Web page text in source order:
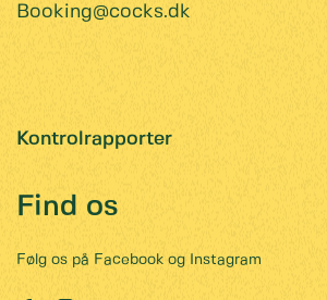
Booking@cocks.dk
Kontrolrapporter
Find os
Følg os på Facebook og Instagram